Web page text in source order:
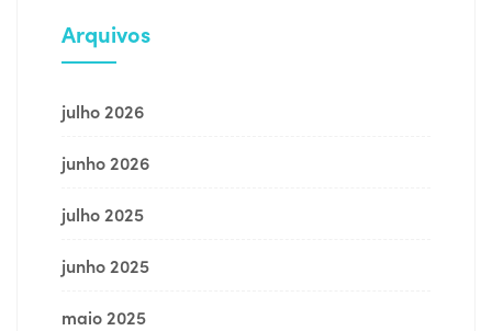
Arquivos
julho 2026
junho 2026
julho 2025
junho 2025
maio 2025